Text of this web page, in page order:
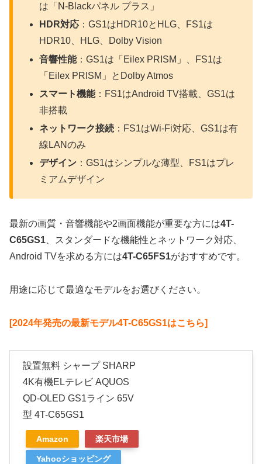
は「N-Blackパネル プラス」
HDR対応 ：GS1はHDR10とHLG、FS1は
HDR10、HLG、Dolby Vision
音響性能：GS1は「Eilex PRISM」、FS1は
「Eilex PRISM」とDolby Atmos
スマート機能：FS1はAndroid TV搭載、GS1は
非搭載
ネットワーク接続 ：FS1はWi-Fi対応、GS1は有
線LANのみ
デザイン ：GS1はシンプルな薄型、FS1はプレ
ミアムデザイン
最新の画質・音響機能や2画面機能が重要な方には4T-
C65GS1 、スタンダードな機能性とネットワーク対応、
Android TVを求める方には4T-C65FS1がおすすめです。
用途に応じて最適なモデルをお選びください。
[2024年発売の最新モデル4T-C65GS1はこちら]
設置無料 シャープ SHARP
4K有機ELテレビ AQUOS
QD-OLED GS1ライン 65V
型 4T-C65GS1
Amazon 楽天市場
Yahooショッピング